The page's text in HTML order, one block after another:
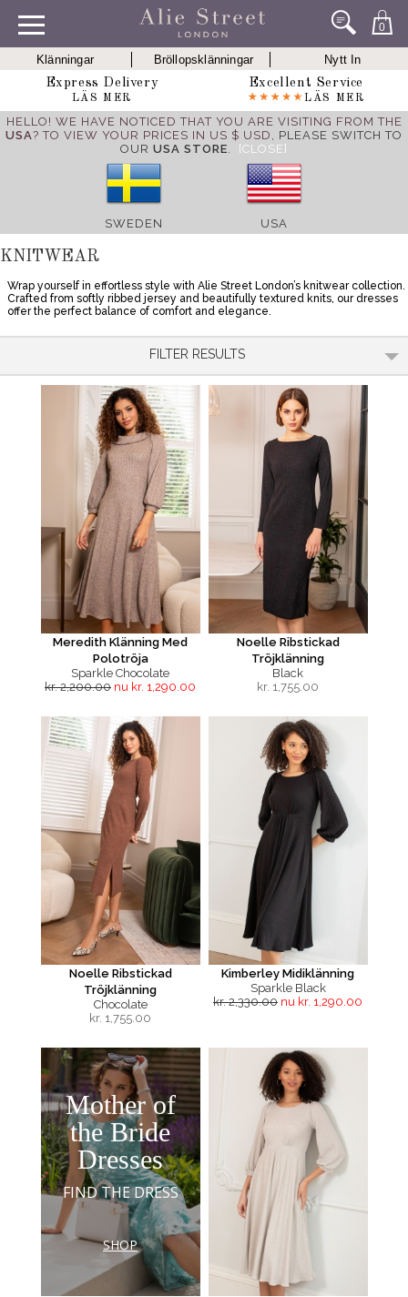
0
Klänningar Bröllopsklänningar
Nytt In
Express Delivery
LÄS MER
Excellent Service
LÄS MER
HELLO! WE HAVE NOTICED THAT YOU ARE VISITING FROM THE
USA? TO VIEW YOUR PRICES IN US $ USD, PLEASE SWITCH TO
OUR USA STORE. [CLOSE]
SWEDEN USA
KNITWEAR
Wrap yourself in effortless style with Alie Street London’s knitwear collection.
Crafted from softly ribbed jersey and beautifully textured knits, our dresses
offer the perfect balance of comfort and elegance.
FILTER RESULTS
Meredith Klänning Med
Polotröja
Sparkle Chocolate
kr. 2,200.00 nu kr. 1,290.00
Noelle Ribstickad
Tröjklänning
Black
kr. 1,755.00
Noelle Ribstickad
Tröjklänning
Chocolate
kr. 1,755.00
Kimberley Midiklänning
Sparkle Black
kr. 2,330.00 nu kr. 1,290.00
Mother of
the Bride
Dresses
FIND THE DRESS
SHOP